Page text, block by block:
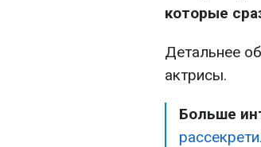
которые
Детальнее
актрисы.
Больше